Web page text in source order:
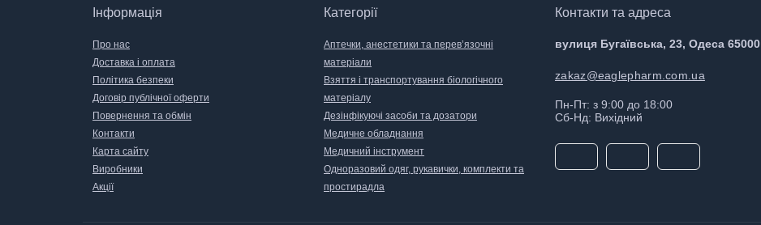
Інформація
Про нас
Доставка і оплата
Політика безпеки
Договір публічної оферти
Повернення та обмін
Контакти
Карта сайту
Виробники
Акції
Категорії
Аптечки, анестетики та перев’язочні
матеріали
Взяття і транспортування біологічного
матеріалу
Дезінфікуючі засоби та дозатори
Медичне обладнання
Медичний інструмент
Одноразовий одяг, рукавички, комплекти та
простирадла
Контакти та адреса
вулиця Бугаївська, 23, Одеса 65000
zakaz@eaglepharm.com.ua
Пн-Пт: з 9:00 до 18:00
Сб-Нд: Вихідний